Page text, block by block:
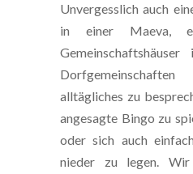
Unvergesslich auch
in einer Maeva,
alltägliches zu
angesagte Bingo zu
oder sich auch
nieder zu legen.